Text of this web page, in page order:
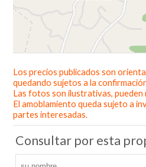
Los precios publicados son
quedando sujetos a la
Las fotos son ilustrativas, pueden
El amoblamiento queda sujeto a
partes interesadas.
Consultar por esta